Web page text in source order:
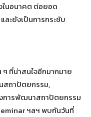
ในอนาคต ต่อยอด
ะยังเป็นการกระชับ
ที่น่าสนใจอีกมากมาย
สถาปัตยกรรม,
การพัฒนาสถาปัตยกรรม
ฯลฯ พบกันวันที่